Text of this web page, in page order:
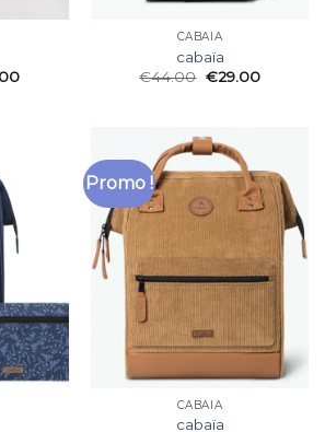
CABAÏA
cabaïa
€44.00 €29.00
Promo !
CABAÏA
cabaïa